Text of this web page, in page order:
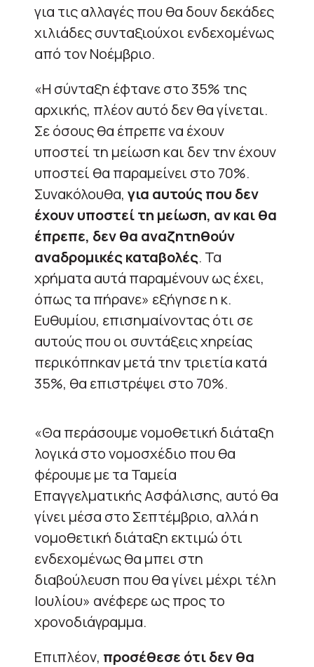
για τις αλλαγές που θα δουν δεκάδες
χιλιάδες συνταξιούχοι ενδεχομένως
από τον Νοέμβριο.
«Η σύνταξη έφτανε στο 35% της
αρχικής, πλέον αυτό δεν θα γίνεται.
Σε όσους θα έπρεπε να έχουν
υποστεί τη μείωση και δεν την έχουν
υποστεί θα παραμείνει στο 70%.
Συνακόλουθα, για αυτούς που δεν
έχουν υποστεί τη μείωση, αν και θα
έπρεπε, δεν θα αναζητηθούν
αναδρομικές καταβολές. Τα
χρήματα αυτά παραμένουν ως έχει,
όπως τα πήρανε» εξήγησε η κ.
Ευθυμίου, επισημαίνοντας ότι σε
αυτούς που οι συντάξεις χηρείας
περικόπηκαν μετά την τριετία κατά
35%, θα επιστρέψει στο 70%.
«Θα περάσουμε νομοθετική διάταξη
λογικά στο νομοσχέδιο που θα
φέρουμε με τα Ταμεία
Επαγγελματικής Ασφάλισης, αυτό θα
γίνει μέσα στο Σεπτέμβριο, αλλά η
νομοθετική διάταξη εκτιμώ ότι
ενδεχομένως θα μπει στη
διαβούλευση που θα γίνει μέχρι τέλη
Ιουλίου» ανέφερε ως προς το
χρονοδιάγραμμα.
Επιπλέον, προσέθεσε ότιδεν θα